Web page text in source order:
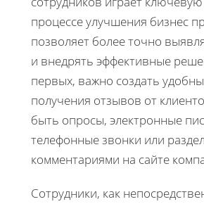
процессе улучшения бизнес
позволяет более точно
и внедрять эффективные
первых, важно создать
получения отзывов от
быть опросы, электронные
телефонные звонки или
комментариями на сайте
Сотрудники, как